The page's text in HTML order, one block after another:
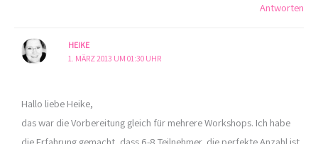
Antworten
HEIKE
1. MÄRZ 2013 UM 01:30 UHR
Hallo liebe Heike,
das war die Vorbereitung gleich für mehrere Workshops. Ich habe